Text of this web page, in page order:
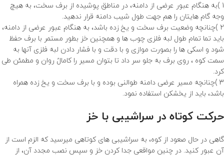
1 )به هنگام عبور عرضی از دامنه، در مناطق پوشیده از برف سخت، به هیچ
وجه گام هایتان را هم جهت طول شیب دامنه قرار ندهید.
2 )چنانچه وضعیت برف سخت و یخ زده باشد، به هنگام عبور عرضی از دامنه،
باید تما تمام طول لبه فلزی چوب ها و همچنین خز بطور مستمر با برف حفظ
شود و اسکی ها را بصورت موازی و با دقت و با فشار دادن لبه فلزی آنها به
سمت کوه ، روی برف به جلو سر داد تا بتوان مسیر را کامالً روان و مطمئن طی
کرد.
3 )چنانچه مسیر عرضی دامنه طوالنی بوده و با برف سخت و یخ زده همراه
باشد، باید از یخشکن استفاده نمود.
حرکت کوتاه در سراشیبی با خز
گاهی در حال صعود از کوه، به سراشیبی های کوتاهی میرسید که الزم است از
آن عبور کنید. در چنین مواقعی جدا کردن خز و سپس نصب مجدد آن، از